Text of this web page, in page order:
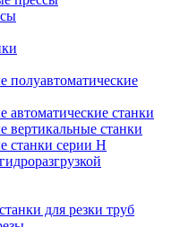
полуавтоматические
автоматические станки
вертикальные станки
станки серии H
для резки труб